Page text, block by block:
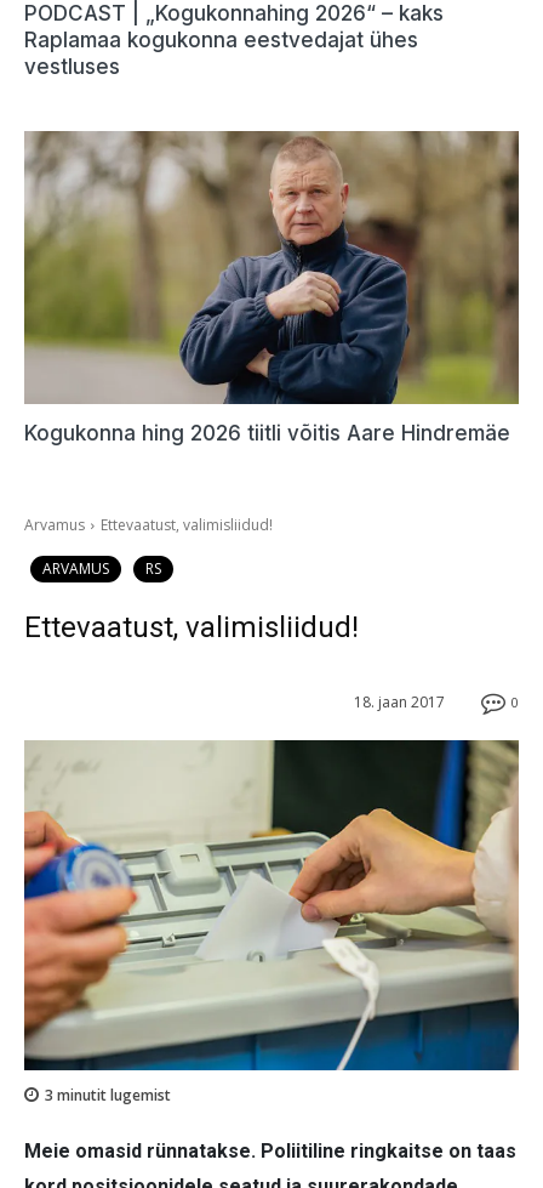
PODCAST | „Kogukonnahing 2026“ – kaks
Raplamaa kogukonna eestvedajat ühes
vestluses
Kogukonna hing 2026 tiitli võitis Aare Hindremäe